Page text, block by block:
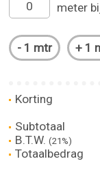
meter
Korting
Subtotaal
B.T.W.(21%)
Totaalbedrag